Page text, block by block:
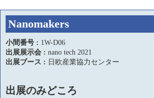
Nanomakers
小間番号 : 1W-D06
出展展示会 : nano tech 2021
出展ブース : 日欧産業協力センター
出展のみどころ